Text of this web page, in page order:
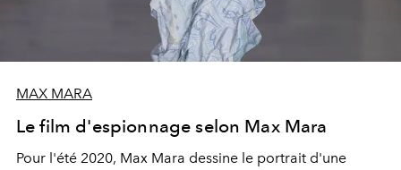
MAX MARA
Le film d'espionnage selon Max Mara
Pour l'été 2020, Max Mara dessine le portrait d'une